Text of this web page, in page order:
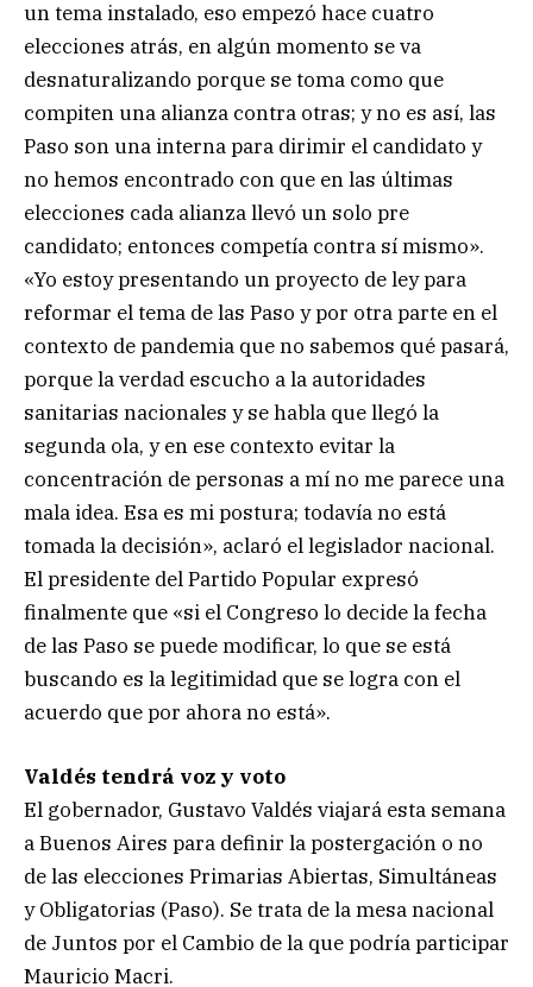
un tema instalado, eso empezó hace cuatro
elecciones atrás, en algún momento se va
desnaturalizando porque se toma como que
compiten una alianza contra otras; y no es así, las
Paso son una interna para dirimir el candidato y
no hemos encontrado con que en las últimas
elecciones cada alianza llevó un solo pre
candidato; entonces competía contra sí mismo».
«Yo estoy presentando un proyecto de ley para
reformar el tema de las Paso y por otra parte en el
contexto de pandemia que no sabemos qué pasará,
porque la verdad escucho a la autoridades
sanitarias nacionales y se habla que llegó la
segunda ola, y en ese contexto evitar la
concentración de personas a mí no me parece una
mala idea. Esa es mi postura; todavía no está
tomada la decisión», aclaró el legislador nacional.
El presidente del Partido Popular expresó
finalmente que «si el Congreso lo decide la fecha
de las Paso se puede modificar, lo que se está
buscando es la legitimidad que se logra con el
acuerdo que por ahora no está».
Valdés tendrá voz y voto
El gobernador, Gustavo Valdés viajará esta semana
a Buenos Aires para definir la postergación o no
de las elecciones Primarias Abiertas, Simultáneas
y Obligatorias (Paso). Se trata de la mesa nacional
de Juntos por el Cambio de la que podría participar
Mauricio Macri.